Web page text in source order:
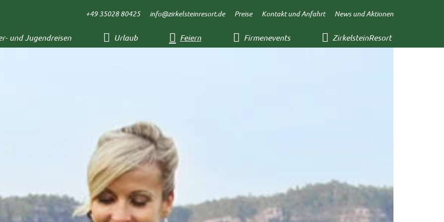
+49 35028 80425 info@zirkelsteinresort.de Preise Kontakt und Anfahrt News und Aktionen
und Jugendreisen Urlaub Feiern Firmenevents ZirkelsteinResort